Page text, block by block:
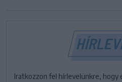
Iratkozzon fel hírlevelünkre, hogy